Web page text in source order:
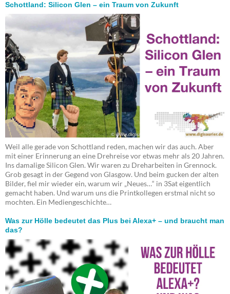
Schottland: Silicon Glen – ein Traum von Zukunft
Weil alle gerade von Schottland reden, machen wir das auch. Aber
mit einer Erinnerung an eine Drehreise vor etwas mehr als 20 Jahren.
Ins damalige Silicon Glen. Wir waren zu Dreharbeiten in Grennock.
Grob gesagt in der Gegend von Glasgow. Und beim gucken der alten
Bilder, fiel mir wieder ein, warum wir „Neues…“ in 3Sat eigentlich
gemacht haben. Und warum uns die Printkollegen erstmal nicht so
mochten. Ein Mediengeschichte…
Was zur Hölle bedeutet das Plus bei Alexa+ – und braucht man
das?